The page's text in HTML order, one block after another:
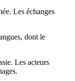
Les échanges
dont le
Les acteurs